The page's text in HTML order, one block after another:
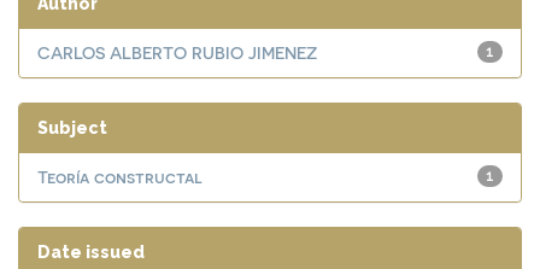
1
CARLOS ALBERTO RUBIO JIMENEZ
Subject
1
Teoría constructal
Date issued